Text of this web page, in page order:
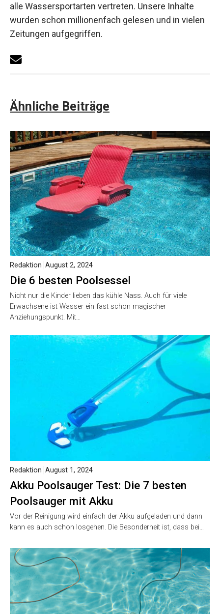
alle Wassersportarten vertreten. Unsere Inhalte
wurden schon millionenfach gelesen und in vielen
Zeitungen aufgegriffen.
Ähnliche Beiträge
Die 6 besten Poolsessel
Redaktion August 2, 2024
Nicht nur die Kinder lieben das kühle Nass. Auch für viele
Erwachsene ist Wasser ein fast schon magischer
Anziehungspunkt. Mit…
Akku Poolsauger Test: Die 7 besten
Poolsauger mit Akku
Redaktion August 1, 2024
Vor der Reinigung wird einfach der Akku aufgeladen und dann
kann es auch schon losgehen. Die Besonderheit ist, dass bei…